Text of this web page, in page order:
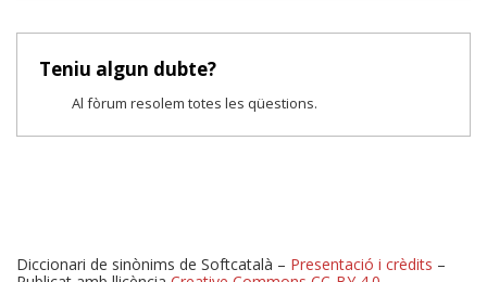
Teniu algun dubte?
Al fòrum resolem totes les qüestions.
Diccionari de sinònims de Softcatalà – Presentació i crèdits –